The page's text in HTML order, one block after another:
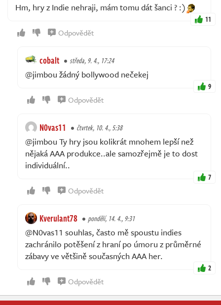
Hm, hry z Indie nehraji, mám tomu dát šanci ? :)
11
Odpovědět
cobalt středa, 9. 4., 17:24
@jimbou žádný bollywood nečekej
9
Odpovědět
N0vas11 čtvrtek, 10. 4., 5:38
@jimbou Ty hry jsou kolikrát mnohem lepší než
nějaká AAA produkce..ale samozřejmě je to dost
individuální..
7
Odpovědět
Kverulant78 pondělí, 14. 4., 9:31
@N0vas11 souhlas, často mě spoustu indies
zachránilo potěšení z hraní po úmoru z průměrné
zábavy ve většině současných AAA her.
2
Odpovědět